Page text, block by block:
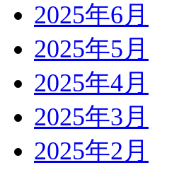
2025年6月
2025年5月
2025年4月
2025年3月
2025年2月